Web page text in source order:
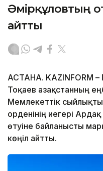
Әмірқұловтың
айтты
АСТАНА. KAZINFORM
Тоқаев Қазақстанның
Мемлекеттік
орденінің иегері
өтуіне байланысты
көңіл айтты.